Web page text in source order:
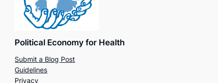
Political Economy for Health
Submit a Blog Post
Guidelines
Privacy